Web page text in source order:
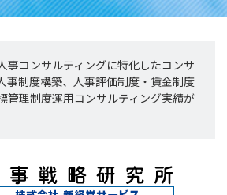
事コンサルティングに特化したコンサ
事制度構築、人事評価制度・賃金制度
管理制度運用コンサルティング実績が